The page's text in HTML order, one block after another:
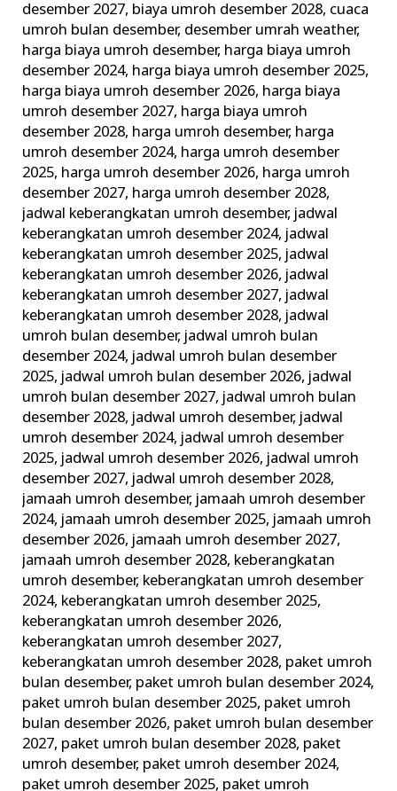
desember 2027, biaya umroh desember 2028, cuaca
umroh bulan desember, desember umrah weather,
harga biaya umroh desember, harga biaya umroh
desember 2024, harga biaya umroh desember 2025,
harga biaya umroh desember 2026, harga biaya
umroh desember 2027, harga biaya umroh
desember 2028, harga umroh desember, harga
umroh desember 2024, harga umroh desember
2025, harga umroh desember 2026, harga umroh
desember 2027, harga umroh desember 2028,
jadwal keberangkatan umroh desember, jadwal
keberangkatan umroh desember 2024, jadwal
keberangkatan umroh desember 2025, jadwal
keberangkatan umroh desember 2026, jadwal
keberangkatan umroh desember 2027, jadwal
keberangkatan umroh desember 2028, jadwal
umroh bulan desember, jadwal umroh bulan
desember 2024, jadwal umroh bulan desember
2025, jadwal umroh bulan desember 2026, jadwal
umroh bulan desember 2027, jadwal umroh bulan
desember 2028, jadwal umroh desember, jadwal
umroh desember 2024, jadwal umroh desember
2025, jadwal umroh desember 2026, jadwal umroh
desember 2027, jadwal umroh desember 2028,
jamaah umroh desember, jamaah umroh desember
2024, jamaah umroh desember 2025, jamaah umroh
desember 2026, jamaah umroh desember 2027,
jamaah umroh desember 2028, keberangkatan
umroh desember, keberangkatan umroh desember
2024, keberangkatan umroh desember 2025,
keberangkatan umroh desember 2026,
keberangkatan umroh desember 2027,
keberangkatan umroh desember 2028, paket umroh
bulan desember, paket umroh bulan desember 2024,
paket umroh bulan desember 2025, paket umroh
bulan desember 2026, paket umroh bulan desember
2027, paket umroh bulan desember 2028, paket
umroh desember, paket umroh desember 2024,
paket umroh desember 2025, paket umroh